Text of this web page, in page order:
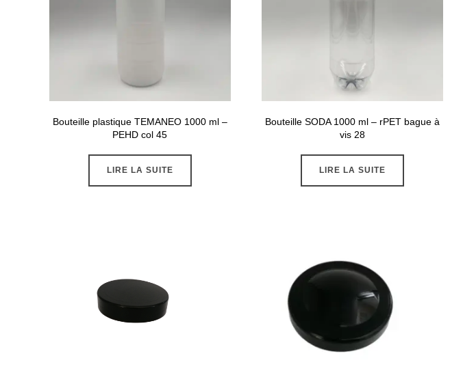
Bouteille plastique TEMANEO 1000 ml –
PEHD col 45
LIRE LA SUITE
Bouteille SODA 1000 ml – rPET bague à
vis 28
LIRE LA SUITE